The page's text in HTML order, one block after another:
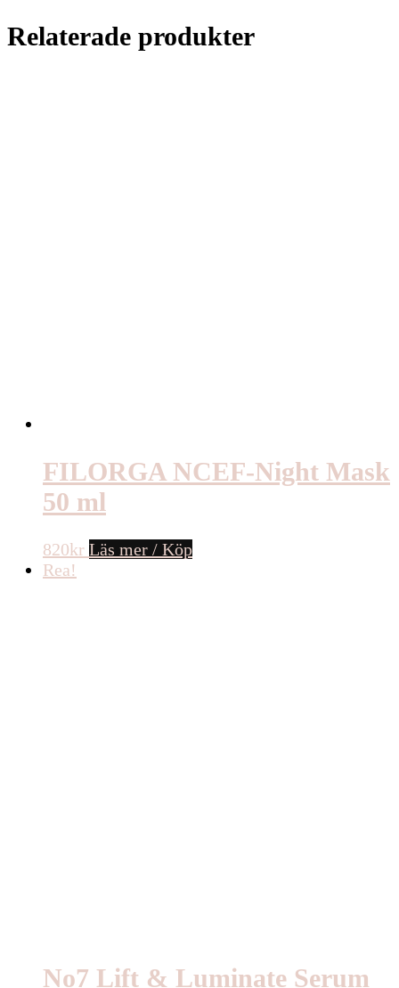
Relaterade produkter
FILORGA NCEF-Night Mask
50 ml
820kr Läs mer / Köp
Rea!
No7 Lift & Luminate Serum